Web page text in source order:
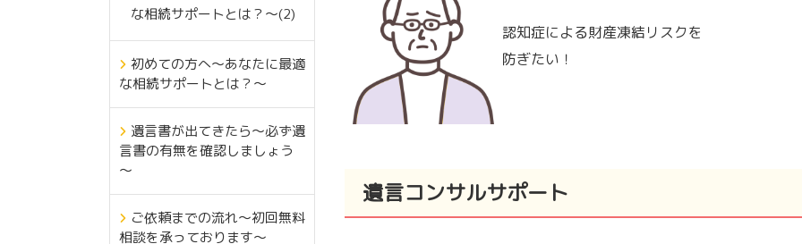
な相続サポートとは？～(2)
初めての方へ～あなたに最適
な相続サポートとは？～
遺言書が出てきたら～必ず遺
言書の有無を確認しましょう
～
ご依頼までの流れ～初回無料
相談を承っております～
認知症による財産凍結リスクを
防ぎたい！
遺言コンサルサポート